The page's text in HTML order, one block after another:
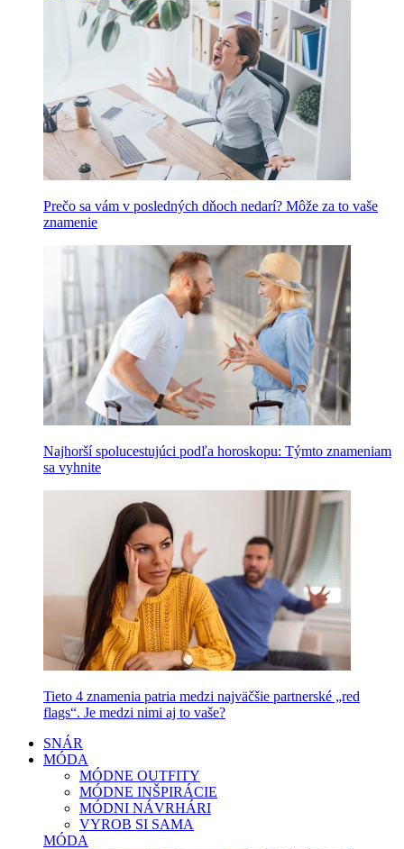
Prečo sa vám v posledných dňoch nedarí? Môže za to vaše
znamenie
Najhorší spolucestujúci podľa horoskopu: Týmto znameniam
sa vyhnite
Tieto 4 znamenia patria medzi najväčšie partnerské „red
flags“. Je medzi nimi aj to vaše?
SNÁR
MÓDA
MÓDNE OUTFITY
MÓDNE INŠPIRÁCIE
MÓDNI NÁVRHÁRI
VYROB SI SAMA
MÓDA